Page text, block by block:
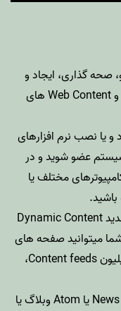
صحه گذاری، ایجاد و
تقسیم News feeds ها همچنین Blog ها و Web Content های
و یا نصب نرم افزارهای
سیستم عضو شوید و در
مختلف یا
پنجره ای است به سوی دنیای جدید Dynamic Content
میتوانید صفحه های
متناسب با علاقه خود از میان بیش از ده میلیون Content feeds،
همچنین شما میتوانید ادرس News feeds، RSS یا Atom وبلاگ یا